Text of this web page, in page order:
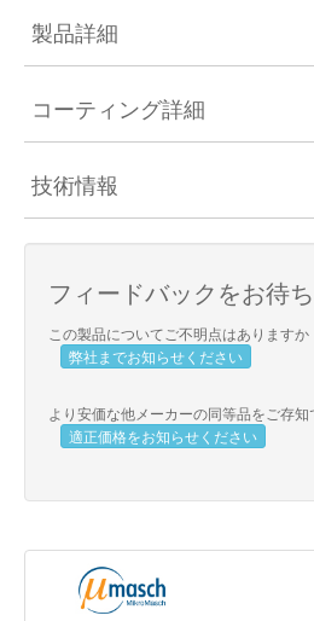
製品詳細
コーティング詳細
技術情報
フィードバックをお待
この製品についてご不明点はありますか
弊社までお知らせください
より安価な他メーカーの同等品をご存知
適正価格をお知らせください